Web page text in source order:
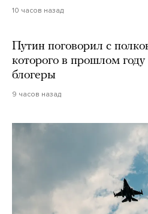
10 часов назад
Путин поговорил с
которого в прошлом
блогеры
9 часов назад